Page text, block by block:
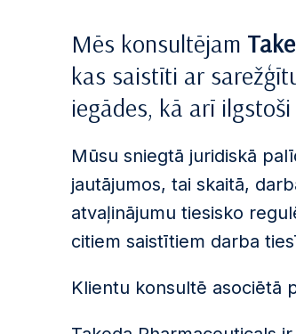
Mēs konsultējam
kas saistīti ar
iegādes, kā arī
Mūsu sniegtā juridiskā
jautājumos, tai skaitā,
atvaļinājumu tiesisko
citiem saistītiem darba
Klientu konsultē asociētā